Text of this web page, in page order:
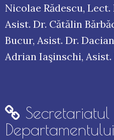
Nicolae Rădescu,
Asist. Dr. Cătălin
Bucur, Asist. Dr.
Adrian Iaşinschi,
Secretariatul